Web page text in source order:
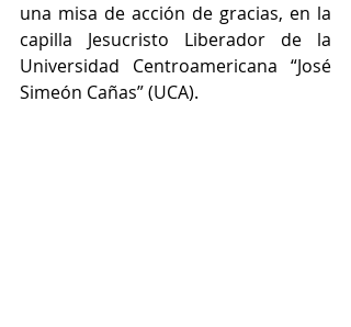
una misa de acción de gracias, en la
capilla Jesucristo Liberador de la
Universidad Centroamericana “José
Simeón Cañas” (UCA).